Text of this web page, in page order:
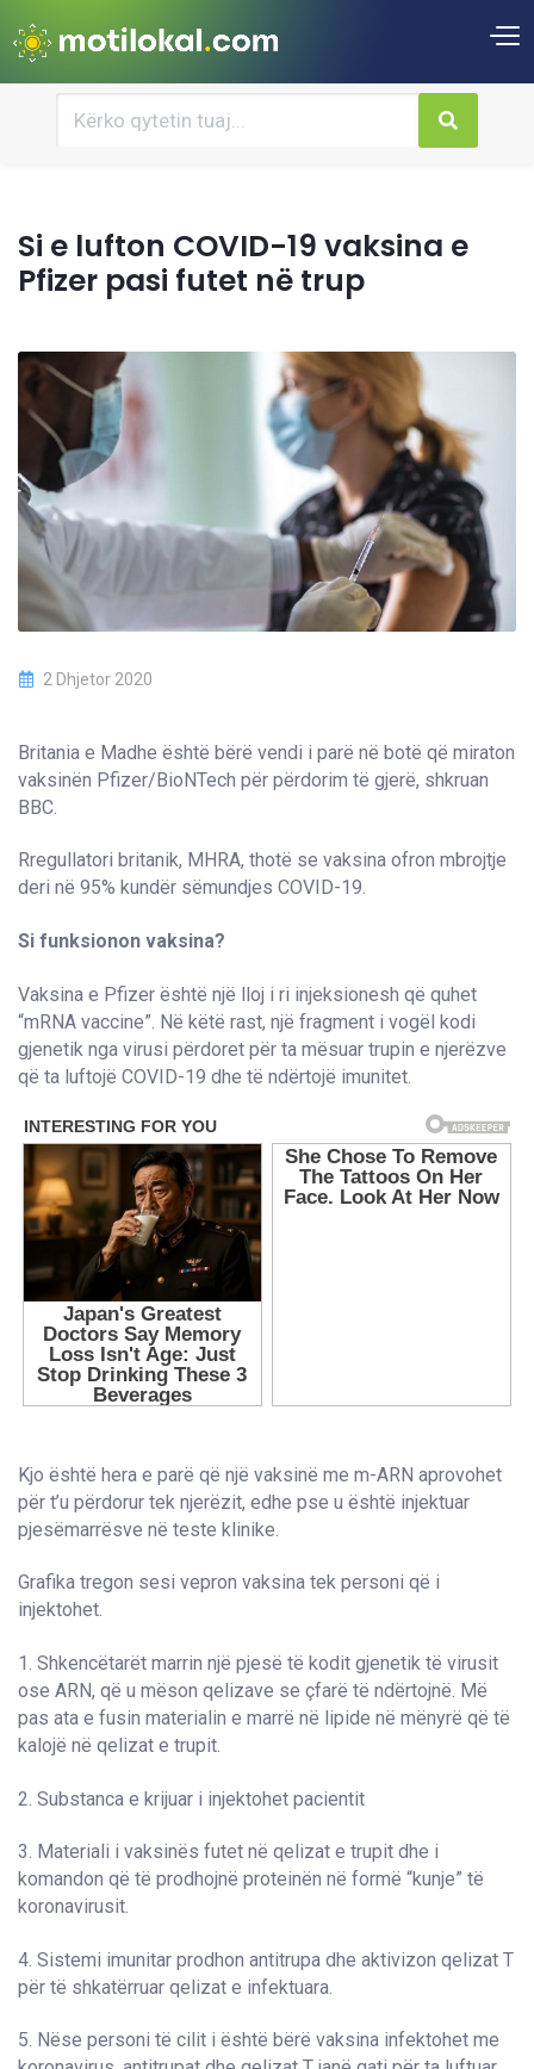
Si e lufton COVID-19 vaksina e
Pfizer pasi futet në trup
2 Dhjetor 2020
Britania e Madhe është bërë vendi i parë në botë që miraton
vaksinën Pfizer/BioNTech për përdorim të gjerë, shkruan
BBC.
Rregullatori britanik, MHRA, thotë se vaksina ofron mbrojtje
deri në 95% kundër sëmundjes COVID-19.
Si funksionon vaksina?
Vaksina e Pfizer është një lloj i ri injeksionesh që quhet
“mRNA vaccine”. Në këtë rast, një fragment i vogël kodi
gjenetik nga virusi përdoret për ta mësuar trupin e njerëzve
që ta luftojë COVID-19 dhe të ndërtojë imunitet.
Kjo është hera e parë që një vaksinë me m-ARN aprovohet
për t’u përdorur tek njerëzit, edhe pse u është injektuar
pjesëmarrësve në teste klinike.
Grafika tregon sesi vepron vaksina tek personi që i
injektohet.
1. Shkencëtarët marrin një pjesë të kodit gjenetik të virusit
ose ARN, që u mëson qelizave se çfarë të ndërtojnë. Më
pas ata e fusin materialin e marrë në lipide në mënyrë që të
kalojë në qelizat e trupit.
2. Substanca e krijuar i injektohet pacientit
3. Materiali i vaksinës futet në qelizat e trupit dhe i
komandon që të prodhojnë proteinën në formë “kunje” të
koronavirusit.
4. Sistemi imunitar prodhon antitrupa dhe aktivizon qelizat T
për të shkatërruar qelizat e infektuara.
5. Nëse personi të cilit i është bërë vaksina infektohet me